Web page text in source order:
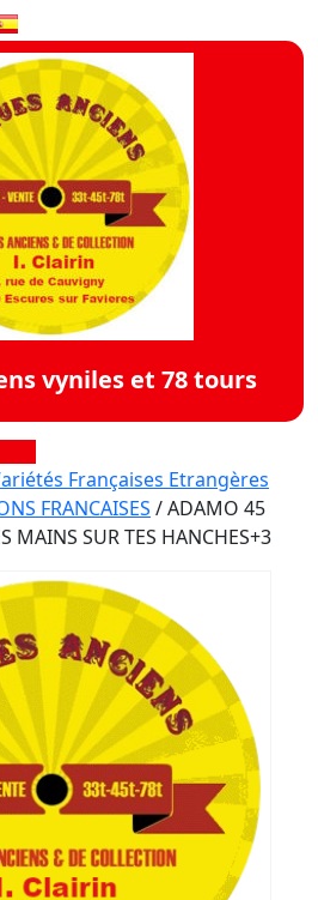
vyniles et 78 tours
Open
Button
Françaises Etrangères
FRANCAISES / ADAMO 45
MAINS SUR TES HANCHES+3